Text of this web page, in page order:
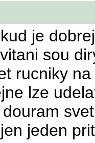
je
sou
rucniky
lze
jeden